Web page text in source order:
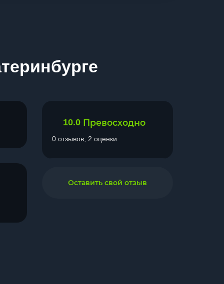
10.0 Превосходно
0 отзывов, 2 оценки
Оставить свой отзыв